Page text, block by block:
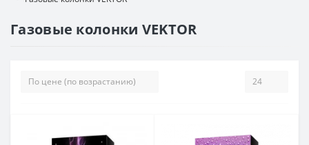
Газовые колонки VEKTOR